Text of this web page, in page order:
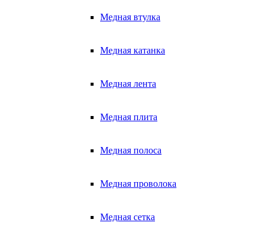
Медная втулка
Медная катанка
Медная лента
Медная плита
Медная полоса
Медная проволока
Медная сетка